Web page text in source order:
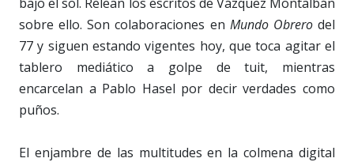
sobre ello. Son colaboraciones en Mundo Obrerodel
77 y siguen estando vigentes hoy, que toca agitar el
tablero mediático a golpe de tuit, mientras
encarcelan a Pablo Hasel por decir verdades como
puños.
El enjambre de las multitudes en la colmena digital